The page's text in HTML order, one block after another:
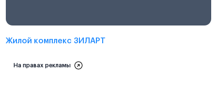
Жилой комплекс ЗИЛАРТ
На правах рекламы